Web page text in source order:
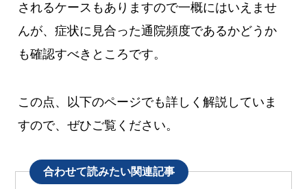
されるケースもありますので一概にはいえませ
んが、症状に見合った通院頻度であるかどうか
も確認すべきところです。
この点、以下のページでも詳しく解説していま
すので、ぜひご覧ください。
合わせて読みたい関連記事